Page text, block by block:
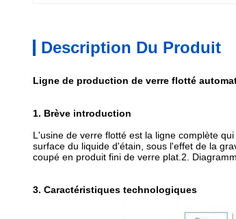
Description Du Produit
Ligne de production de verre flotté
1. Brève introduction
L'usine de verre flotté est la ligne complète
surface du liquide d'étain, sous l'effet de la
coupé en produit fini de verre plat. 2.
3. Caractéristiques technologiques